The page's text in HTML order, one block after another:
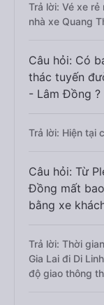
Trả lời: Vé xe
nhà xe Quang
Câu hỏi: Có
thác tuyến
- Lâm Đồng ?
Trả lời: Hiện tại
Câu hỏi: Từ
Đồng mất
bằng xe
Trả lời: Thời
Gia Lai đi Di
độ giao thông